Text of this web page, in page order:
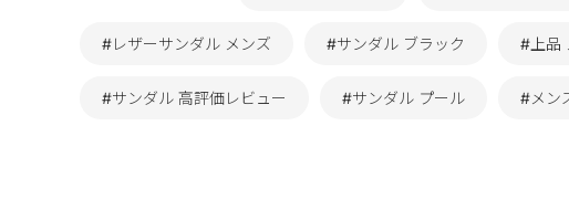
#レザーサンダル メンズ #サンダル ブラック #上品
#サンダル 高評価レビュー #サンダル プール #メン